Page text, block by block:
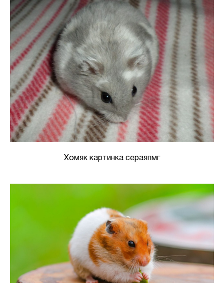
Хомяк картинка сераяпмг